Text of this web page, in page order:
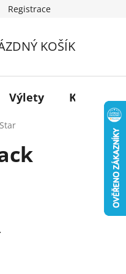
Registrace
KOŠÍK
Výlety Kontakt